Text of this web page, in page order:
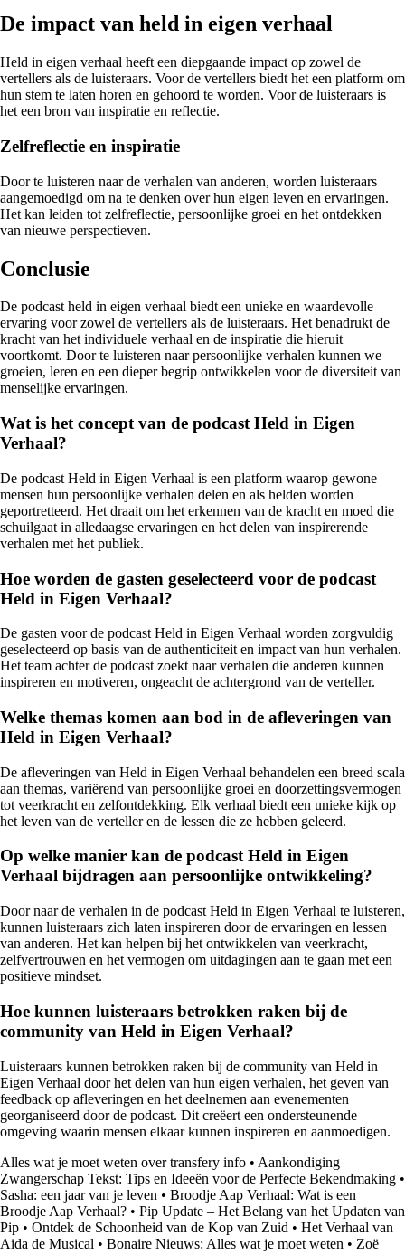
De impact van held in eigen verhaal
Held in eigen verhaal heeft een diepgaande impact op zowel de
vertellers als de luisteraars. Voor de vertellers biedt het een platform om
hun stem te laten horen en gehoord te worden. Voor de luisteraars is
het een bron van inspiratie en reflectie.
Zelfreflectie en inspiratie
Door te luisteren naar de verhalen van anderen, worden luisteraars
aangemoedigd om na te denken over hun eigen leven en ervaringen.
Het kan leiden tot zelfreflectie, persoonlijke groei en het ontdekken
van nieuwe perspectieven.
Conclusie
De podcast held in eigen verhaal biedt een unieke en waardevolle
ervaring voor zowel de vertellers als de luisteraars. Het benadrukt de
kracht van het individuele verhaal en de inspiratie die hieruit
voortkomt. Door te luisteren naar persoonlijke verhalen kunnen we
groeien, leren en een dieper begrip ontwikkelen voor de diversiteit van
menselijke ervaringen.
Wat is het concept van de podcast Held in Eigen
Verhaal?
De podcast Held in Eigen Verhaal is een platform waarop gewone
mensen hun persoonlijke verhalen delen en als helden worden
geportretteerd. Het draait om het erkennen van de kracht en moed die
schuilgaat in alledaagse ervaringen en het delen van inspirerende
verhalen met het publiek.
Hoe worden de gasten geselecteerd voor de podcast
Held in Eigen Verhaal?
De gasten voor de podcast Held in Eigen Verhaal worden zorgvuldig
geselecteerd op basis van de authenticiteit en impact van hun verhalen.
Het team achter de podcast zoekt naar verhalen die anderen kunnen
inspireren en motiveren, ongeacht de achtergrond van de verteller.
Welke themas komen aan bod in de afleveringen van
Held in Eigen Verhaal?
De afleveringen van Held in Eigen Verhaal behandelen een breed scala
aan themas, variërend van persoonlijke groei en doorzettingsvermogen
tot veerkracht en zelfontdekking. Elk verhaal biedt een unieke kijk op
het leven van de verteller en de lessen die ze hebben geleerd.
Op welke manier kan de podcast Held in Eigen
Verhaal bijdragen aan persoonlijke ontwikkeling?
Door naar de verhalen in de podcast Held in Eigen Verhaal te luisteren,
kunnen luisteraars zich laten inspireren door de ervaringen en lessen
van anderen. Het kan helpen bij het ontwikkelen van veerkracht,
zelfvertrouwen en het vermogen om uitdagingen aan te gaan met een
positieve mindset.
Hoe kunnen luisteraars betrokken raken bij de
community van Held in Eigen Verhaal?
Luisteraars kunnen betrokken raken bij de community van Held in
Eigen Verhaal door het delen van hun eigen verhalen, het geven van
feedback op afleveringen en het deelnemen aan evenementen
georganiseerd door de podcast. Dit creëert een ondersteunende
omgeving waarin mensen elkaar kunnen inspireren en aanmoedigen.
Alles wat je moet weten over transfery info • Aankondiging
Zwangerschap Tekst: Tips en Ideeën voor de Perfecte Bekendmaking •
Sasha: een jaar van je leven • Broodje Aap Verhaal: Wat is een
Broodje Aap Verhaal? • Pip Update – Het Belang van het Updaten van
Pip • Ontdek de Schoonheid van de Kop van Zuid • Het Verhaal van
Aida de Musical • Bonaire Nieuws: Alles wat je moet weten • Zoë